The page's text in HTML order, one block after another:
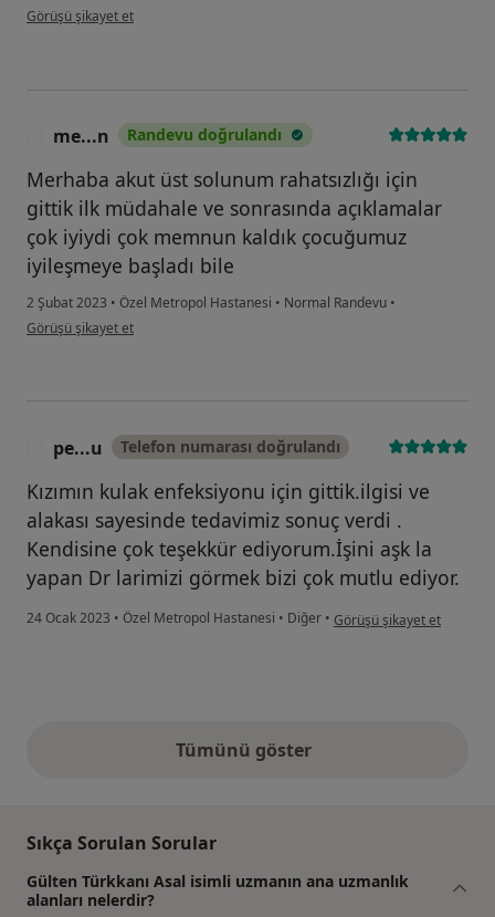
kullanıcının görüşüne göre b....b
Görüşü şikayet et
me...n Randevu doğrulandı
Merhaba akut üst solunum rahatsızlığı için
gittik ilk müdahale ve sonrasında açıklamalar
çok iyiydi çok memnun kaldık çocuğumuz
iyileşmeye başladı bile
2 Şubat 2023 • Özel Metropol Hastanesi • Normal Randevu •
kullanıcının görüşüne göre me...n
Görüşü şikayet et
pe...u Telefon numarası doğrulandı
Kızımın kulak enfeksiyonu için gittik.ilgisi ve
alakası sayesinde tedavimiz sonuç verdi .
Kendisine çok teşekkür ediyorum.İşini aşk la
yapan Dr larimizi görmek bizi çok mutlu ediyor.
24 Ocak 2023 • Özel Metropol Hastanesi • Diğer • kullanıcının görüşüne
Görüşü şikayet et
Tümünü gösteryukarıdaki görüşler
Sıkça Sorulan Sorular
Gülten Türkkanı Asal isimli uzmanın ana uzmanlık
alanları nelerdir?